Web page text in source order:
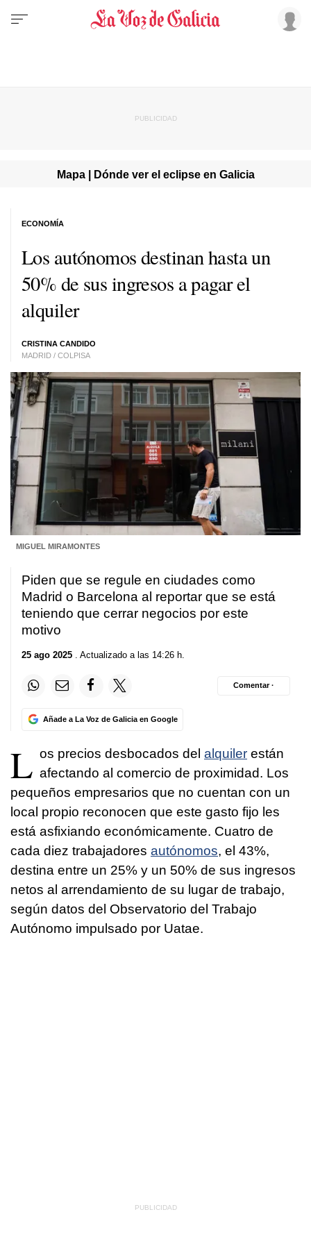
Mapa | Dónde ver el eclipse en Galicia
Los autónomos destinan hasta un
50% de sus ingresos a pagar el
alquiler
CRISTINA CANDIDO
MADRID / COLPISA
ECONOMÍA
MIGUEL MIRAMONTES
Piden que se regule en ciudades como
Madrid o Barcelona al reportar que se está
teniendo que cerrar negocios por este
motivo
25 ago 2025 . Actualizado a las 14:26 h.
Añade a La Voz de Galicia en Google
Comentar ·
L os precios desbocados del alquiler están
afectando al comercio de proximidad. Los
pequeños empresarios que no cuentan con un
local propio reconocen que este gasto fijo les
está asfixiando económicamente. Cuatro de
cada diez trabajadores autónomos, el 43%,
destina entre un 25% y un 50% de sus ingresos
netos al arrendamiento de su lugar de trabajo,
según datos del Observatorio del Trabajo
Autónomo impulsado por Uatae.